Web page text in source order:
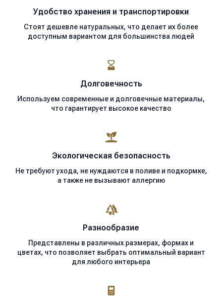
Удобство хранения и транспортировки
Стоят дешевле натуральных, что делает их более
доступным вариантом для большинства людей
Долговечность
Используем современные и долговечные материалы,
что гарантирует высокое качество
Экологическая безопасность
Не требуют ухода, не нуждаются в поливе и подкормке,
а также не вызывают аллергию
Разнообразие
Представлены в различных размерах, формах и
цветах, что позволяет выбрать оптимальный вариант
для любого интерьера